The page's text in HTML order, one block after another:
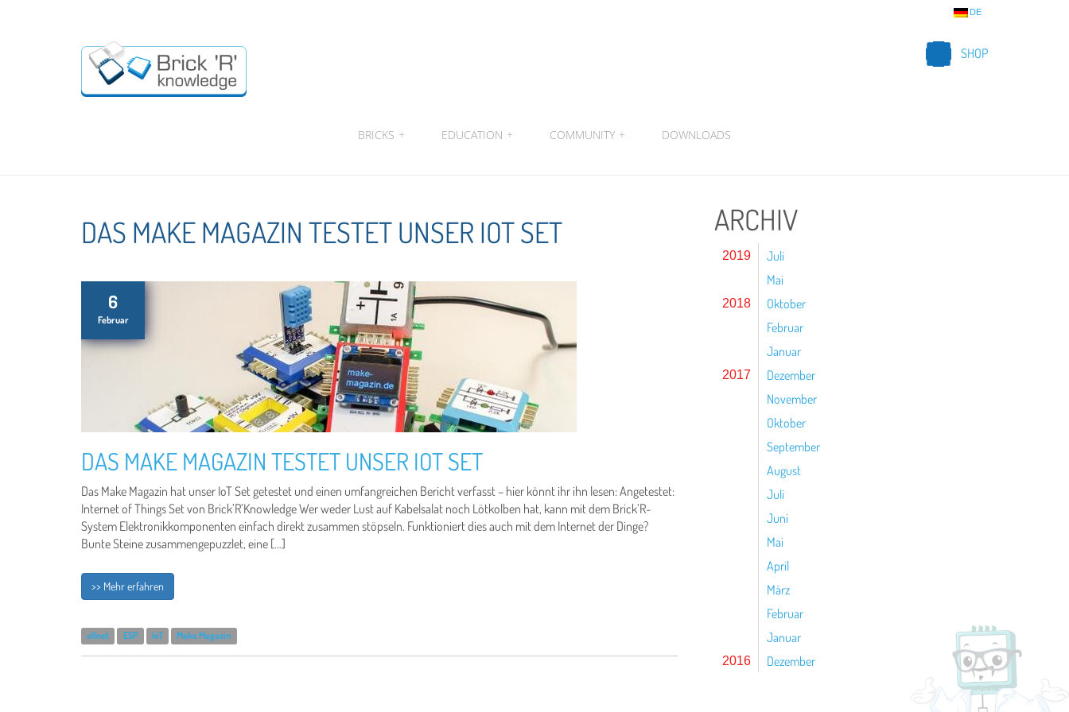
DE
SHOP
BRICKS + EDUCATION + COMMUNITY + DOWNLOADS
DAS MAKE MAGAZIN TESTET UNSER IOT SET
6
Februar
DAS MAKE MAGAZIN TESTET UNSER IOT SET
Das Make Magazin hat unser IoT Set getestet und einen umfangreichen Bericht verfasst – hier könnt ihr ihn lesen: Angetestet:
Internet of Things Set von Brick’R’Knowledge Wer weder Lust auf Kabelsalat noch Lötkolben hat, kann mit dem Brick’R-
System Elektronikkomponenten einfach direkt zusammen stöpseln. Funktioniert dies auch mit dem Internet der Dinge?
Bunte Steine zusammengepuzzlet, eine […]
>> Mehr erfahren
allnet ESP IoT Make Magazin
ARCHIV
2019
Juli
Mai
2018
Oktober
Februar
Januar
2017
Dezember
November
Oktober
September
August
Juli
Juni
Mai
April
März
Februar
Januar
2016 Dezember